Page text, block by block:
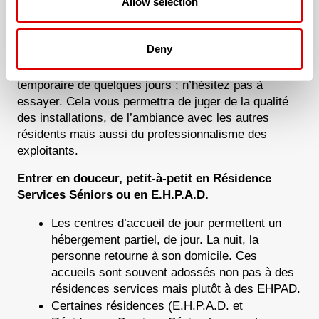
Deny
Tester les accueils ? Est-ce possible ?
Certaines résidences vous proposeront aussi de
tester leurs prestations, de jour, ou en séjour
temporaire de quelques jours ; n’hésitez pas à
essayer. Cela vous permettra de juger de la qualité
des installations, de l’ambiance avec les autres
résidents mais aussi du professionnalisme des
exploitants.
Entrer en douceur, petit-à-petit en Résidence
Services Séniors ou en E.H.P.A.D.
Les centres d’accueil de jour permettent un
hébergement partiel, de jour. La nuit, la
personne retourne à son domicile. Ces
accueils sont souvent adossés non pas à des
résidences services mais plutôt à des EHPAD.
Certaines résidences (E.H.P.A.D. et